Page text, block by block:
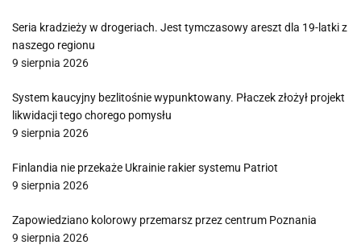
Seria kradzieży w drogeriach. Jest tymczasowy areszt dla 19-latki z
naszego regionu
9 sierpnia 2026
System kaucyjny bezlitośnie wypunktowany. Płaczek złożył projekt
likwidacji tego chorego pomysłu
9 sierpnia 2026
Finlandia nie przekaże Ukrainie rakier systemu Patriot
9 sierpnia 2026
Zapowiedziano kolorowy przemarsz przez centrum Poznania
9 sierpnia 2026